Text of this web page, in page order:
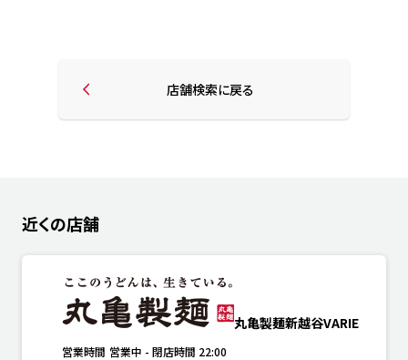
店舗検索に戻る
近くの店舗
丸亀製麺新越谷VARIE
営業時間 営業中 - 閉店時間 22:00